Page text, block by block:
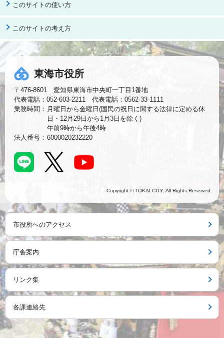
このサイトの使い方
このサイトの考え方
東海市役所
〒476-8601 愛知県東海市中央町一丁目1番地
代表電話：052-603-2211 代表電話：0562-33-1111
業務時間： 月曜日から金曜日(国民の祝日に関する法律に定める休
日・12月29日から1月3日を除く)
午前9時から午後4時
法人番号： 6000020232220
Copyright © TOKAI CITY. All Rights Reserved.
市役所へのアクセス
庁舎案内
リンク集
各課連絡先